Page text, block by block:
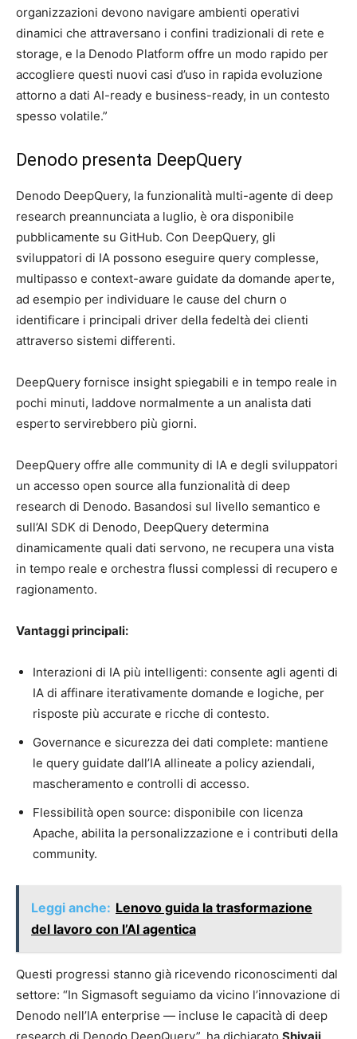
organizzazioni devono navigare ambienti operativi
dinamici che attraversano i confini tradizionali di rete e
storage, e la Denodo Platform offre un modo rapido per
accogliere questi nuovi casi d’uso in rapida evoluzione
attorno a dati AI-ready e business-ready, in un contesto
spesso volatile.”
Denodo presenta DeepQuery
Denodo DeepQuery, la funzionalità multi-agente di deep
research preannunciata a luglio, è ora disponibile
pubblicamente su GitHub. Con DeepQuery, gli
sviluppatori di IA possono eseguire query complesse,
multipasso e context-aware guidate da domande aperte,
ad esempio per individuare le cause del churn o
identificare i principali driver della fedeltà dei clienti
attraverso sistemi differenti.
DeepQuery fornisce insight spiegabili e in tempo reale in
pochi minuti, laddove normalmente a un analista dati
esperto servirebbero più giorni.
DeepQuery offre alle community di IA e degli sviluppatori
un accesso open source alla funzionalità di deep
research di Denodo. Basandosi sul livello semantico e
sull’AI SDK di Denodo, DeepQuery determina
dinamicamente quali dati servono, ne recupera una vista
in tempo reale e orchestra flussi complessi di recupero e
ragionamento.
Vantaggi principali:
Interazioni di IA più intelligenti: consente agli agenti di
IA di affinare iterativamente domande e logiche, per
risposte più accurate e ricche di contesto.
Governance e sicurezza dei dati complete: mantiene
le query guidate dall’IA allineate a policy aziendali,
mascheramento e controlli di accesso.
Flessibilità open source: disponibile con licenza
Apache, abilita la personalizzazione e i contributi della
community.
Leggi anche: Lenovo guida la trasformazione
del lavoro con l’AI agentica
Questi progressi stanno già ricevendo riconoscimenti dal
settore: “In Sigmasoft seguiamo da vicino l’innovazione di
Denodo nell’IA enterprise — incluse le capacità di deep